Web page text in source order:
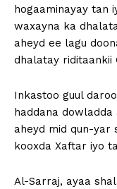
hogaaminayay tan
waxayna ka
aheyd ee lagu
dhalatay riditaankii
Inkastoo guul
haddana
aheyd mid qun-yar
kooxda Xaftar iyo
Al-Sarraj, ayaa